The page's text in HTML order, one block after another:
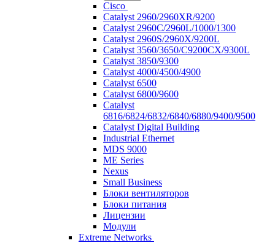
Cisco
Catalyst 2960/2960XR/9200
Catalyst 2960C/2960L/1000/1300
Catalyst 2960S/2960X/9200L
Catalyst 3560/3650/C9200CX/9300L
Catalyst 3850/9300
Catalyst 4000/4500/4900
Catalyst 6500
Catalyst 6800/9600
Catalyst
6816/6824/6832/6840/6880/9400/9500
Catalyst Digital Building
Industrial Ethernet
MDS 9000
ME Series
Nexus
Small Business
Блоки вентиляторов
Блоки питания
Лицензии
Модули
Extreme Networks